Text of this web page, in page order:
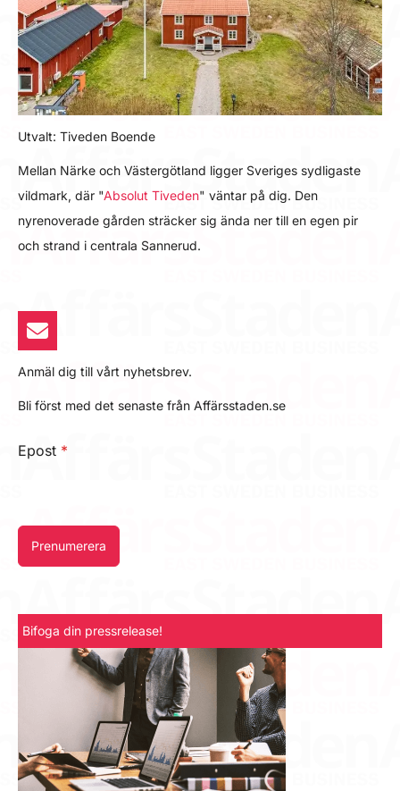
Utvalt: Tiveden Boende
Mellan Närke och Västergötland ligger Sveriges sydligaste
vildmark, där "Absolut Tiveden" väntar på dig. Den
nyrenoverade gården sträcker sig ända ner till en egen pir
och strand i centrala Sannerud.
Anmäl dig till vårt nyhetsbrev.
Bli först med det senaste från Affärsstaden.se
Epost *
Prenumerera
Bifoga din pressrelease!